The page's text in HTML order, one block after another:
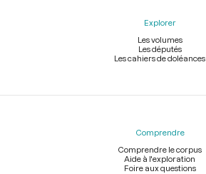
Explorer
Les volumes
Les députés
Les cahiers de doléances
Comprendre
Comprendre le corpus
Aide à l'exploration
Foire aux questions